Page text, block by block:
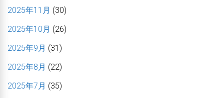
2025年11月 (30)
2025年10月 (26)
2025年9月 (31)
2025年8月 (22)
2025年7月 (35)